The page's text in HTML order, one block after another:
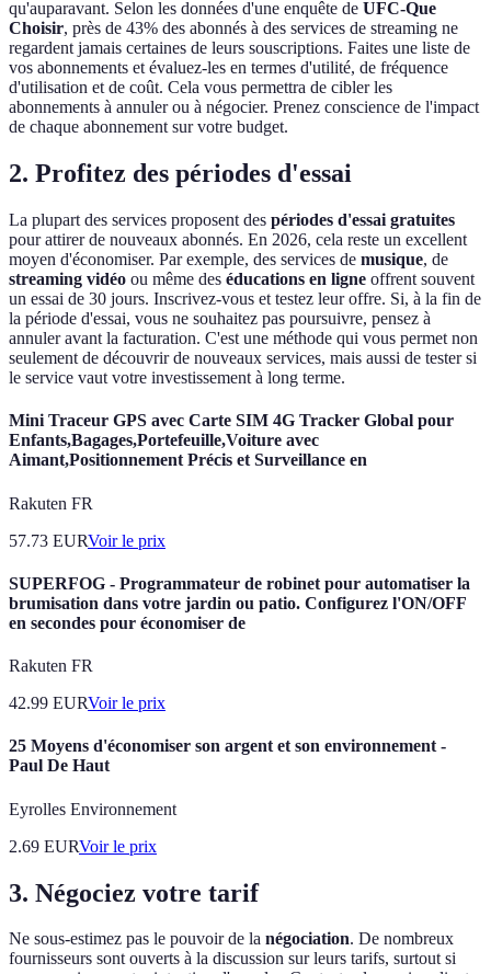
qu'auparavant. Selon les données d'une enquête de UFC-Que
Choisir, près de 43% des abonnés à des services de streaming ne
regardent jamais certaines de leurs souscriptions. Faites une liste de
vos abonnements et évaluez-les en termes d'utilité, de fréquence
d'utilisation et de coût. Cela vous permettra de cibler les
abonnements à annuler ou à négocier. Prenez conscience de l'impact
de chaque abonnement sur votre budget.
2. Profitez des périodes d'essai
La plupart des services proposent des périodes d'essai gratuites
pour attirer de nouveaux abonnés. En 2026, cela reste un excellent
moyen d'économiser. Par exemple, des services de musique, de
streaming vidéo ou même des éducations en ligne offrent souvent
un essai de 30 jours. Inscrivez-vous et testez leur offre. Si, à la fin de
la période d'essai, vous ne souhaitez pas poursuivre, pensez à
annuler avant la facturation. C'est une méthode qui vous permet non
seulement de découvrir de nouveaux services, mais aussi de tester si
le service vaut votre investissement à long terme.
Mini Traceur GPS avec Carte SIM 4G Tracker Global pour
Enfants,Bagages,Portefeuille,Voiture avec
Aimant,Positionnement Précis et Surveillance en
Rakuten FR
57.73 EURVoir le prix
SUPERFOG - Programmateur de robinet pour automatiser la
brumisation dans votre jardin ou patio. Configurez l'ON/OFF
en secondes pour économiser de
Rakuten FR
42.99 EURVoir le prix
25 Moyens d'économiser son argent et son environnement -
Paul De Haut
Eyrolles Environnement
2.69 EURVoir le prix
3. Négociez votre tarif
Ne sous-estimez pas le pouvoir de la négociation. De nombreux
fournisseurs sont ouverts à la discussion sur leurs tarifs, surtout si